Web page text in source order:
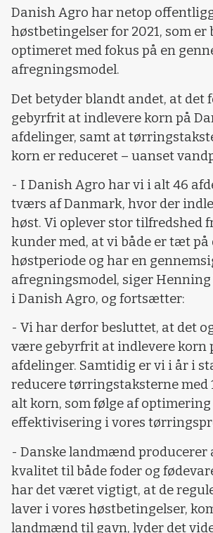
Danish Agro har netop
høstbetingelser for 2021, som er
optimeret med fokus på en
afregningsmodel.
Det betyder blandt andet, at det
gebyrfrit at indlevere korn på
afdelinger, samt at
korn er reduceret – uanset
- I Danish Agro har vi i alt 46
tværs af Danmark, hvor der
høst. Vi oplever stor tilfredshed
kunder med, at vi både er tæt på
høstperiode og har en
afregningsmodel, siger
i Danish Agro, og fortsætter:
- Vi har derfor besluttet, at det
være gebyrfrit at indlevere korn
afdelinger. Samtidig er vi i år i
reducere tørringstaksterne med
alt korn, som følge af optimering
effektivisering i vores
- Danske landmænd producerer
kvalitet til både foder og
har det været vigtigt, at de
laver i vores høstbetingelser,
landmænd til gavn, lyder det